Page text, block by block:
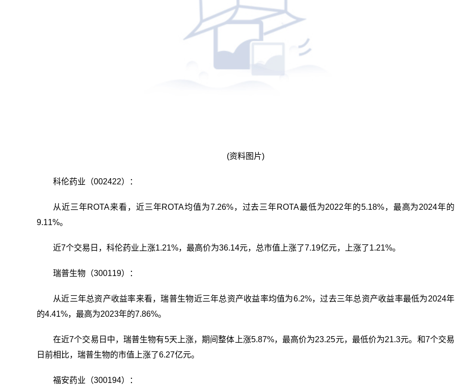
(资料图片)
科伦药业（002422）：
从近三年ROTA来看，近三年ROTA均值为7.26%，过去三年ROTA最低为2022年的5.18%，最高为2024年的
9.11%。
近7个交易日，科伦药业上涨1.21%，最高价为36.14元，总市值上涨了7.19亿元，上涨了1.21%。
瑞普生物（300119）：
从近三年总资产收益率来看，瑞普生物近三年总资产收益率均值为6.2%，过去三年总资产收益率最低为2024年
的4.41%，最高为2023年的7.86%。
在近7个交易日中，瑞普生物有5天上涨，期间整体上涨5.87%，最高价为23.25元，最低价为21.3元。和7个交易
日前相比，瑞普生物的市值上涨了6.27亿元。
福安药业（300194）：